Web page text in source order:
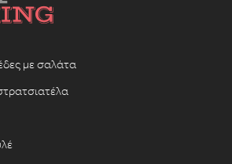
με σαλάτα